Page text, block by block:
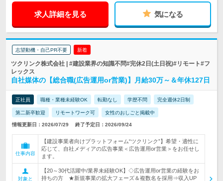
求人詳細を見る 気になる
志望動機・自己PR不要 新着
ツクリンク株式会社 | #建設業界の知識不問#完休2日(土日祝)#リモート#フ
レックス
自社媒体の【総合職(広告運用or営業)】月給30万～＆年休127日
正社員 職種・業種未経験OK 転勤なし 学歴不問 完全週休2日制
第二新卒歓迎 リモートワーク可 女性のおしごと掲載中
情報更新日：2026/07/29 終了予定日：2026/09/24
仕事内容
【建設事業者向けプラットフォーム“ツクリンク”】希望・適性に
応じて、自社メディアの広告事業＜広告運用or営業＞をお任せし
ます。
対象と
【20～30代活躍中/業界未経験OK】◇広告運用or営業の経験をお
持ちの方 ★新規事業の拡大フェーズ＆複数名を採用⇒収入UP